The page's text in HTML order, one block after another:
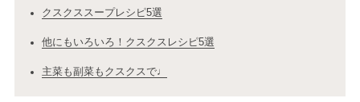
クスクススープレシピ5選
他にもいろいろ！クスクスレシピ5選
主菜も副菜もクスクスで♩